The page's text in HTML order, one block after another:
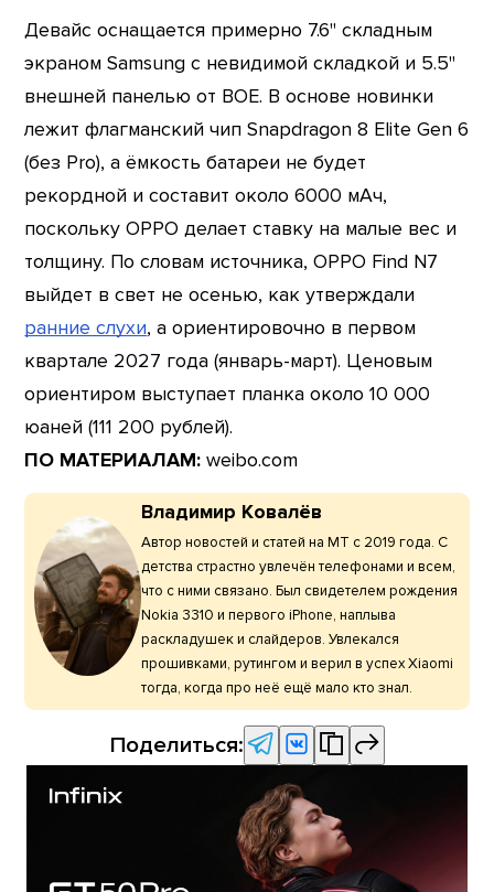
Девайс оснащается примерно 7.6" складным
экраном Samsung с невидимой складкой и 5.5"
внешней панелью от BOE. В основе новинки
лежит флагманский чип Snapdragon 8 Elite Gen 6
(без Pro), а ёмкость батареи не будет
рекордной и составит около 6000 мАч,
поскольку OPPO делает ставку на малые вес и
толщину. По словам источника, OPPO Find N7
выйдет в свет не осенью, как утверждали
ранние слухи, а ориентировочно в первом
квартале 2027 года (январь-март). Ценовым
ориентиром выступает планка около 10 000
юаней (111 200 рублей).
ПО МАТЕРИАЛАМ: weibo.com
Владимир Ковалёв
Автор новостей и статей на МТ с 2019 года. С
детства страстно увлечён телефонами и всем,
что с ними связано. Был свидетелем рождения
Nokia 3310 и первого iPhone, наплыва
раскладушек и слайдеров. Увлекался
прошивками, рутингом и верил в успех Xiaomi
тогда, когда про неё ещё мало кто знал.
Поделиться: